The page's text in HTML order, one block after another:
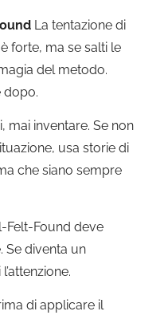
La tentazione di
forte, ma se salti le
del metodo.
dopo.
mai inventare. Se non
usa storie di
che siano sempre
Felt-Found deve
Se diventa un
di applicare il